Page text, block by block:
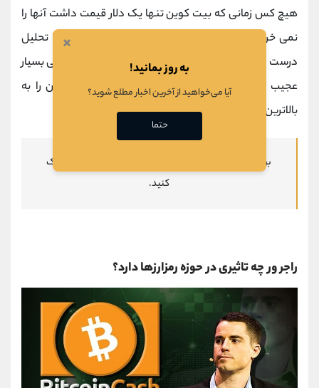
هیچ کس زمانی که بیت کوین تنها یک دلار قیمت داشت آنها را
نمی خرید و کسی نیز به این رمزارز اعتماد نمی کرد. او با تحلیل
درست در زمینه رمزارزها، توانست به خوبی خود را به ثروتی بسیار
عجیب برساند و نام خود را مطرح کند و نیز بیت کوین را به
بالاترین درجه ممکن برساند.
برای اطلاع از نحوه معامله با
، بر روی لینک کلیک
کنید.
راجر ور چه تاثیری در حوزه رمزارزها دارد؟
×
به روز بمانید!
آیا می‌خواهید از آخرین اخبار مطلع شوید؟
حتما